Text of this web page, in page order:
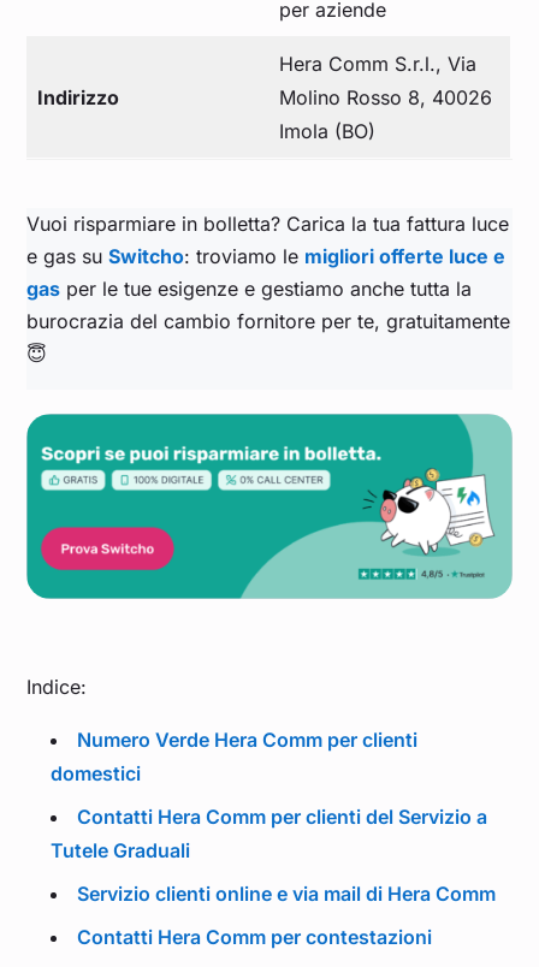
per aziende
Indirizzo
Hera Comm S.r.l., Via
Molino Rosso 8, 40026
Imola (BO)
Vuoi risparmiare in bolletta? Carica la tua fattura luce
e gas suSwitcho: troviamo le migliori offerte luce e
gas per le tue esigenze e gestiamo anche tutta la
burocrazia del cambio fornitore per te, gratuitamente
😇
Indice:
Numero Verde Hera Comm per clienti
domestici
Contatti Hera Comm per clienti del Servizio a
Tutele Graduali
Servizio clienti online e via mail di Hera Comm
Contatti Hera Comm per contestazioni